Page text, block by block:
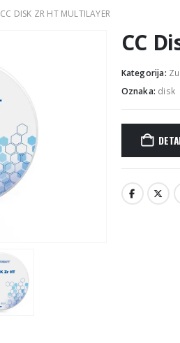
CC DISK ZR HT MULTILAYER
CC
Kategorija:
Oznaka: disk